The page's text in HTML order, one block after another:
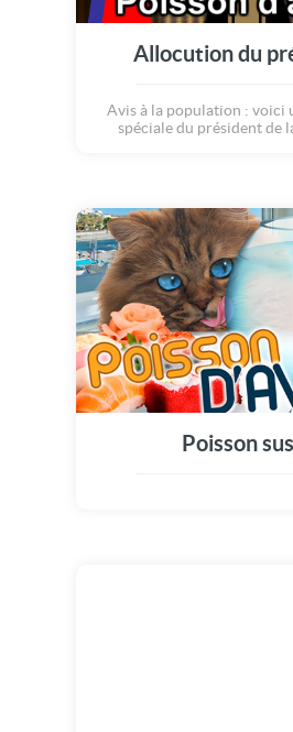
Allocution du
Avis à la population : voici
spéciale du président de
je décide d'abandonner la
Surprise, c'est Nicolas
enfilé un masque de
farceur ce Nico!
Poisson